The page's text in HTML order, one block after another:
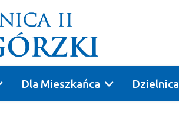
Dla Mieszkańca Dzielnica